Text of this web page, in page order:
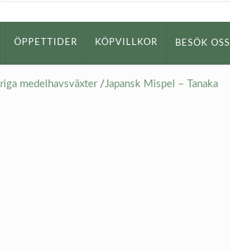
ÖPPETTIDER KÖPVILLKOR BESÖK OSS
medelhavsväxter /Japansk Mispel – Tanaka